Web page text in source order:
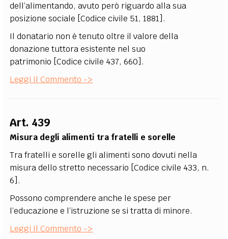
dell’alimentando, avuto però riguardo alla sua
posizione sociale [Codice civile 51, 1881].
Il donatario non è tenuto oltre il valore della
donazione tuttora esistente nel suo
patrimonio [Codice civile 437, 660].
Leggi Il Commento ->
Art. 439
Misura degli alimenti tra fratelli e sorelle
Tra fratelli e sorelle gli alimenti sono dovuti nella
misura dello stretto necessario [Codice civile 433, n.
6].
Possono comprendere anche le spese per
l’educazione e l’istruzione se si tratta di minore.
Leggi Il Commento ->